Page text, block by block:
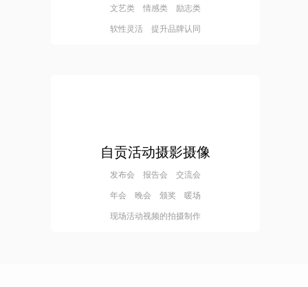
文艺类 情感类 励志类
软性灵活 提升品牌认同
自贡活动摄影摄像
发布会 报告会 交流会
年会 晚会 颁奖 暖场
现场活动视频的拍摄制作